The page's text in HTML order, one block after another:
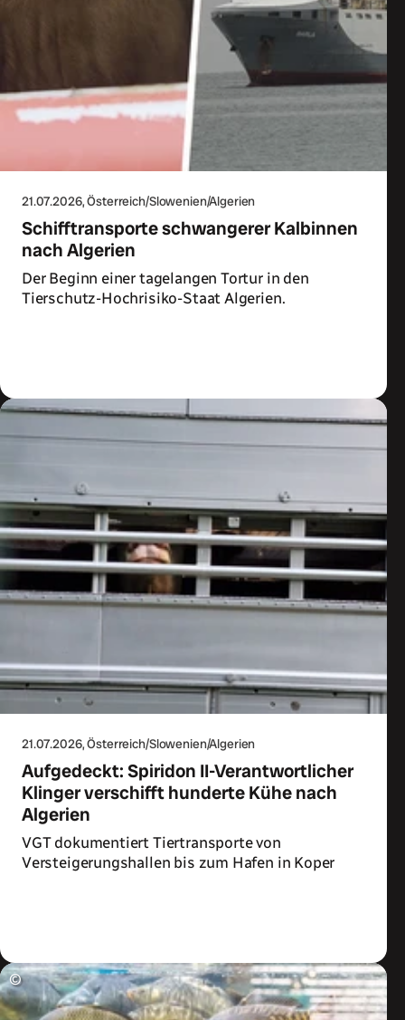
21.07.2026, Österreich/Slowenien/Algerien
Schifftransporte schwangerer Kalbinnen
nach Algerien
Der Beginn einer tagelangen Tortur in den
Tierschutz-Hochrisiko-Staat Algerien.
21.07.2026, Österreich/Slowenien/Algerien
Aufgedeckt: Spiridon II-Verantwortlicher
Klinger verschifft hunderte Kühe nach
Algerien
VGT dokumentiert Tiertransporte von
Versteigerungshallen bis zum Hafen in Koper
©